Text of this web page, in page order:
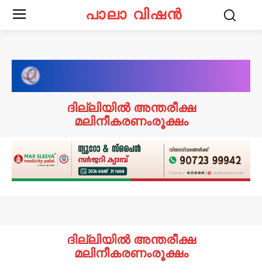
പാലാ വിഷൻ
ദില്ലിയിൽ അന്തരീക്ഷ
മലിനീകരണംരൂക്ഷം
ദില്ലിയിൽ അന്തരീക്ഷ
മലിനീകരണംരൂക്ഷം